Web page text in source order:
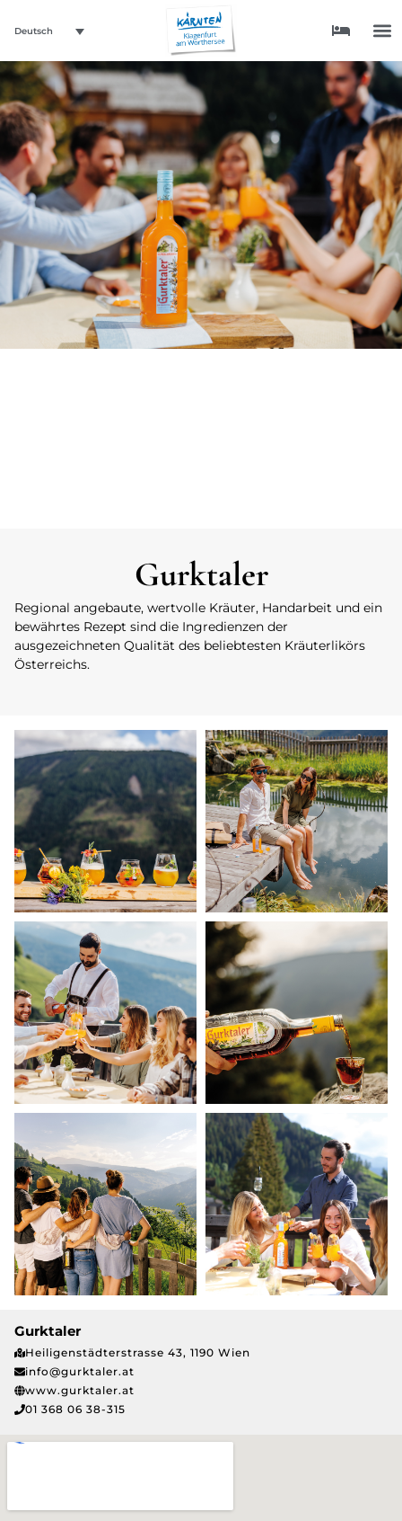
Deutsch
Gurktaler
Regional angebaute, wertvolle Kräuter, Handarbeit und ein
bewährtes Rezept sind die Ingredienzen der
ausgezeichneten Qualität des beliebtesten Kräuterlikörs
Österreichs.
Gurktaler
Heiligenstädterstrasse 43, 1190 Wien
info@gurktaler.at
www.gurktaler.at
01 368 06 38-315